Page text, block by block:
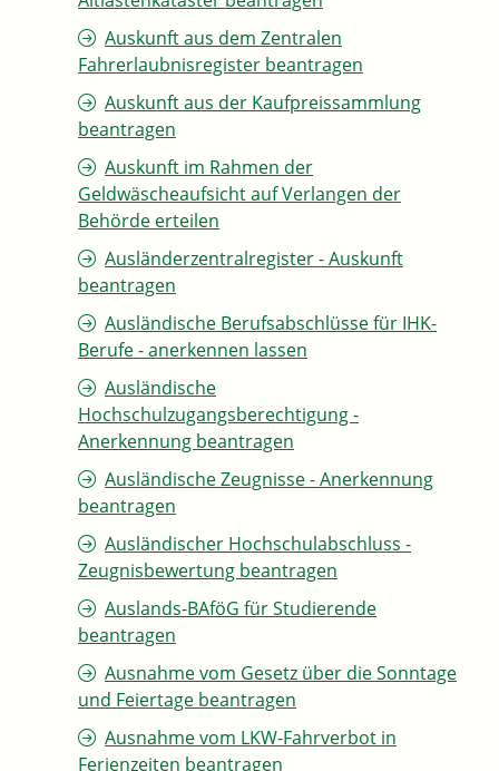
Auskunft aus dem Zentralen
Fahrerlaubnisregister beantragen
Auskunft aus der Kaufpreissammlung
beantragen
Auskunft im Rahmen der
Geldwäscheaufsicht auf Verlangen der
Behörde erteilen
Ausländerzentralregister - Auskunft
beantragen
Ausländische Berufsabschlüsse für IHK-
Berufe - anerkennen lassen
Ausländische
Hochschulzugangsberechtigung -
Anerkennung beantragen
Ausländische Zeugnisse - Anerkennung
beantragen
Ausländischer Hochschulabschluss -
Zeugnisbewertung beantragen
Auslands-BAföG für Studierende
beantragen
Ausnahme vom Gesetz über die Sonntage
und Feiertage beantragen
Ausnahme vom LKW-Fahrverbot in
Ferienzeiten beantragen